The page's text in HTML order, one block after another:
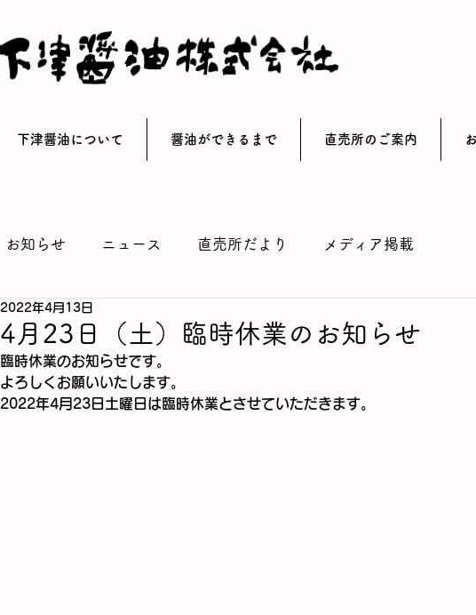
下津醤油について 醤油ができるまで 直売所のご案内
お知らせ ニュース 直売所だより メディア掲載
4月23日（土）臨時休業のお知らせ
2022年4月13日
臨時休業のお知らせです。
よろしくお願いいたします。
2022年4月23日土曜日は臨時休業とさせていただきます。